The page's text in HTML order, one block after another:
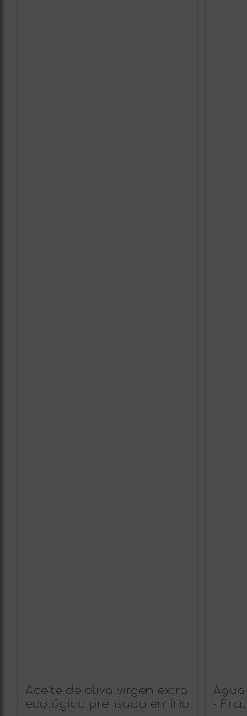
Aceite de oliva virgen extra
ecológico prensado en frío
-